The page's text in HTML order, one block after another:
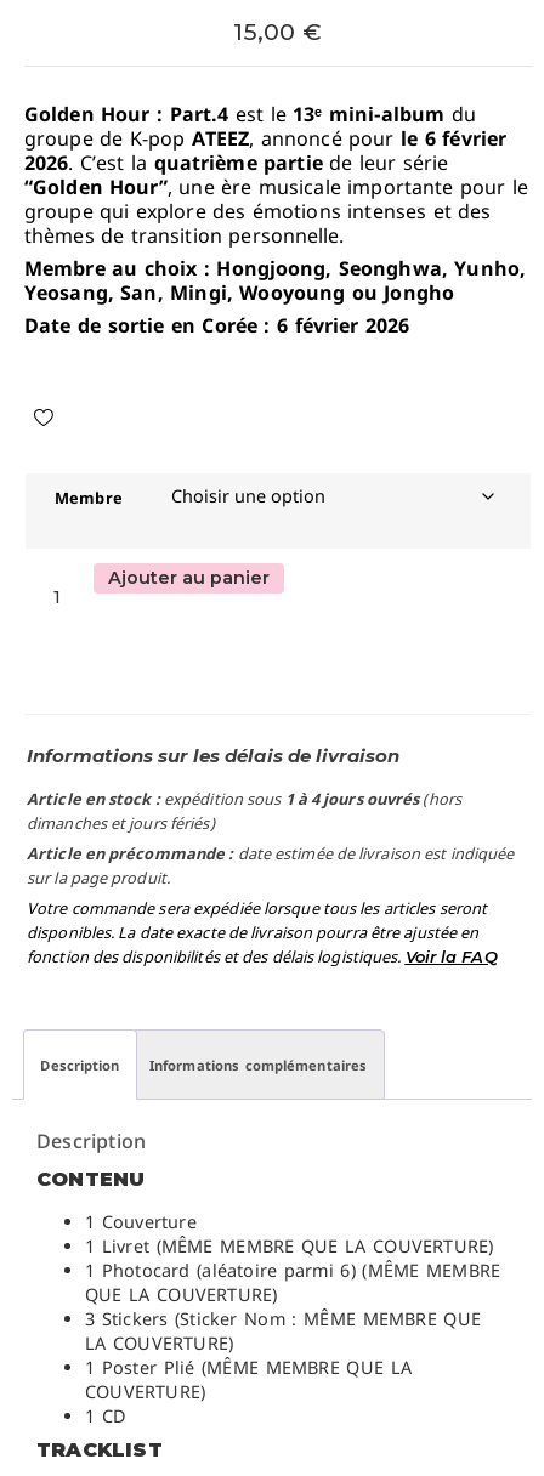
15,00 €
Golden Hour : Part.4 est le 13ᵉ mini-album du
groupe de K-pop ATEEZ, annoncé pour le 6 février
2026. C’est la quatrième partiede leur série
“Golden Hour”, une ère musicale importante pour le
groupe qui explore des émotions intenses et des
thèmes de transition personnelle.
Membre au choix : Hongjoong, Seonghwa, Yunho,
Yeosang, San, Mingi, Wooyoung ou Jongho
Date de sortie en Corée : 6 février 2026
Membre
Ajouter au panier
Informations sur les délais de livraison
Article en stock :expédition sous 1 à 4 jours ouvrés(hors
dimanches et jours fériés)
Article en précommande : date estimée de livraison est indiquée
sur la page produit.
Votre commande sera expédiée lorsque tous les articles seront
disponibles. La date exacte de livraison pourra être ajustée en
fonction des disponibilités et des délais logistiques. Voir la FAQ
Description Informations complémentaires
Description
CONTENU
1 Couverture
1 Livret (MÊME MEMBRE QUE LA COUVERTURE)
1 Photocard (aléatoire parmi 6) (MÊME MEMBRE
QUE LA COUVERTURE)
3 Stickers (Sticker Nom : MÊME MEMBRE QUE
LA COUVERTURE)
1 Poster Plié (MÊME MEMBRE QUE LA
COUVERTURE)
1 CD
TRACKLIST